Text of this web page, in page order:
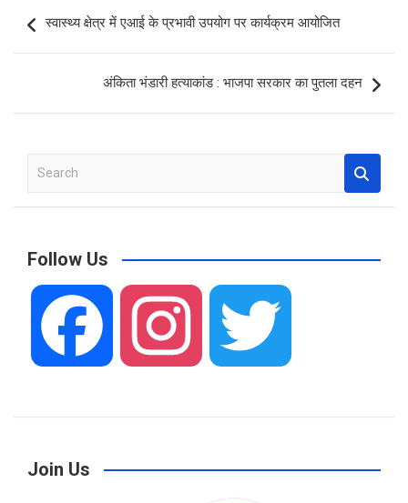
o
o
A
p
p
navigation
स्वास्थ्य क्षेत्र में एआई के प्रभावी उपयोग पर कार्यक्रम आयोजित
अंकिता भंडारी हत्याकांड : भाजपा सरकार का पुतला दहन
a
c
Follow Us
Join Us